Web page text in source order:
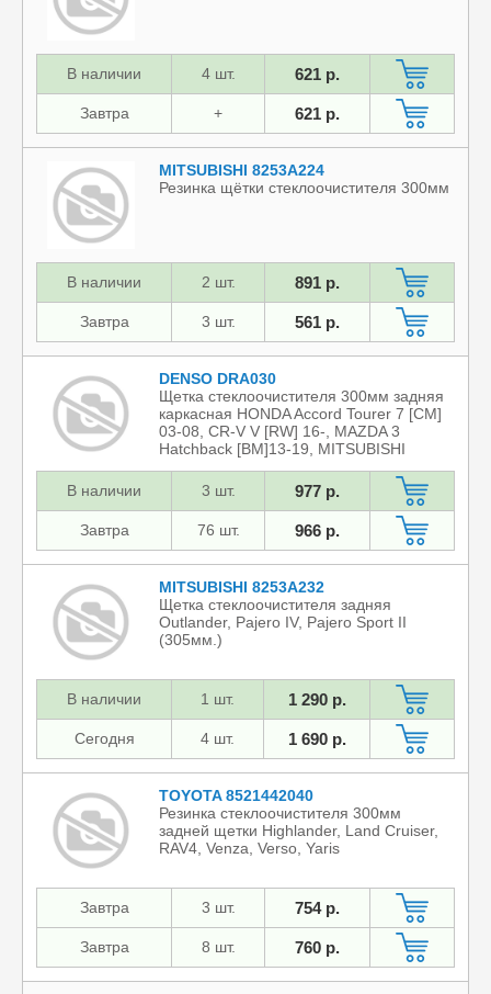
В наличии 4 шт. 621 р.
Завтра + 621 р.
MITSUBISHI 8253A224
Резинка щётки стеклоочистителя 300мм
В наличии 2 шт. 891 р.
Завтра 3 шт. 561 р.
DENSO DRA030
Щетка стеклоочистителя 300мм задняя
каркасная HONDA Accord Tourer 7 [CM]
03-08, CR-V V [RW] 16-, MAZDA 3
Hatchback [BM]13-19, MITSUBISHI
В наличии
3 шт. 977 р.
Завтра 76 шт. 966 р.
MITSUBISHI 8253A232
Щетка стеклоочистителя задняя
Outlander, Pajero IV, Pajero Sport II
(305мм.)
В наличии 1 шт. 1 290 р.
Сегодня 4 шт. 1 690 р.
TOYOTA 8521442040
Резинка стеклоочистителя 300мм
задней щетки Highlander, Land Cruiser,
RAV4, Venza, Verso, Yaris
Завтра 3 шт. 754 р.
Завтра 8 шт. 760 р.